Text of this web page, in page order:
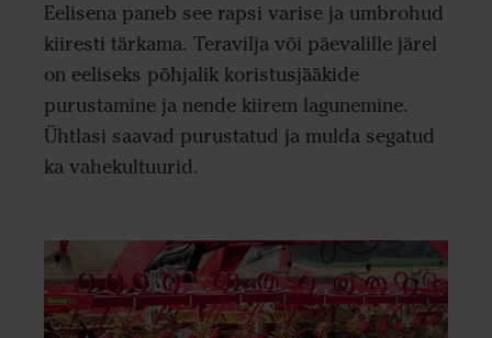
Eelisena paneb see rapsi varise ja umbrohud
kiiresti tärkama. Teravilja või päevalille järel
on eeliseks põhjalik koristusjääkide
purustamine ja nende kiirem lagunemine.
Ühtlasi saavad purustatud ja mulda segatud
ka vahekultuurid.